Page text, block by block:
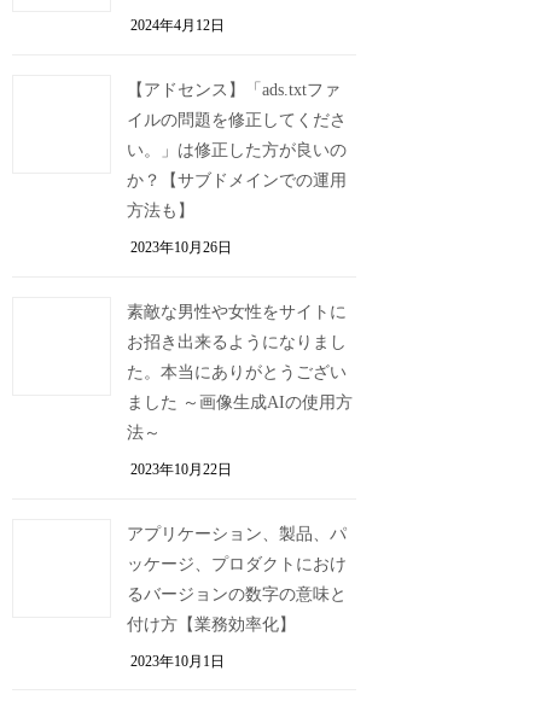
2024年4月12日
【アドセンス】「ads.txtファ
イルの問題を修正してくださ
い。」は修正した方が良いの
か？【サブドメインでの運用
方法も】
2023年10月26日
素敵な男性や女性をサイトに
お招き出来るようになりまし
た。本当にありがとうござい
ました ～画像生成AIの使用方
法～
2023年10月22日
アプリケーション、製品、パ
ッケージ、プロダクトにおけ
るバージョンの数字の意味と
付け方【業務効率化】
2023年10月1日